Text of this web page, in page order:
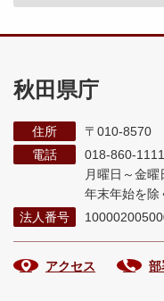
秋田県庁
住所
〒010-8570
電話
018-860-1111
月曜日～金
年末年始を除
法人番号
アクセス 部